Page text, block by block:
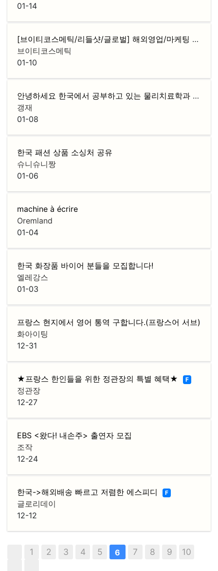
01-14
[브이티코스메틱/리들샷/글로벌] 해외영업/마케팅 채용
브이티코스메틱
01-10
안녕하세요 한국에서 공부하고 있는 물리치료학과 학생입니다!
갱재
01-08
한국 패션 상품 소싱처 공유
슈니슈니짱
01-06
machine à écrire
Oremland
01-04
한국 화장품 바이어 분들을 모집합니다!
엘레강스
01-03
프랑스 현지에서 영어 통역 구합니다.(프랑스어 서브)
화아이팅
12-31
★프랑스 한인들을 위한 정관장의 특별 혜택★ F
정관장
12-27
EBS <왔다! 내손주> 출연자 모집
조작
12-24
한국->해외배송 빠르고 저렴한 에스피디 F
글로리데이
12-12
1 2 3 4 5 6 7 8 9 10